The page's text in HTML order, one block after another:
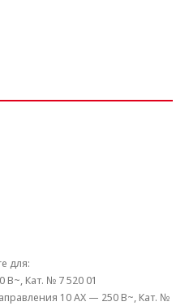
для:
Кат. № 7 520 01
10 AX — 250 В~, Кат. №